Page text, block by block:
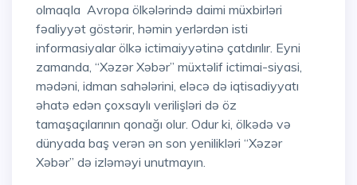
olmaqla Avropa ölkələrində daimi müxbirləri
fəaliyyət göstərir, həmin yerlərdən isti
informasiyalar ölkə ictimaiyyətinə çatdırılır. Eyni
zamanda, “Xəzər Xəbər” müxtəlif ictimai-siyasi,
mədəni, idman sahələrini, eləcə də iqtisadiyyatı
əhatə edən çoxsaylı verilişləri də öz
tamaşaçılarının qonağı olur. Odur ki, ölkədə və
dünyada baş verən ən son yenilikləri “Xəzər
Xəbər” də izləməyi unutmayın.